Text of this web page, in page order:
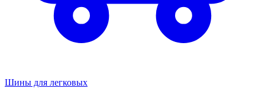
Шины для легковых